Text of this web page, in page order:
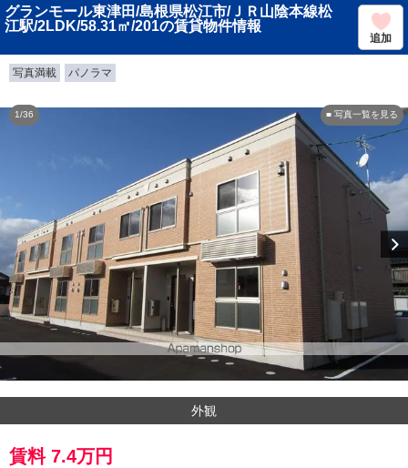
グランモール東津田/島根県松江市/ＪＲ山陰本線松
江駅/2LDK/58.31㎡/201の賃貸物件情報
追加
写真満載 パノラマ
■ 写真一覧を見る
1/36
外観
賃料 7.4万円